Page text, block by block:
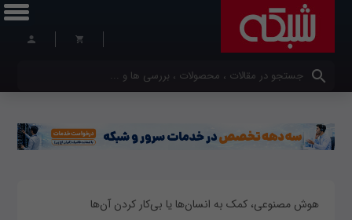
کلمات کلیدی خود را وارد کنید
هوش مصنوعی، کمک به انسان‌ها یا بی‌کار کردن آن‌ها